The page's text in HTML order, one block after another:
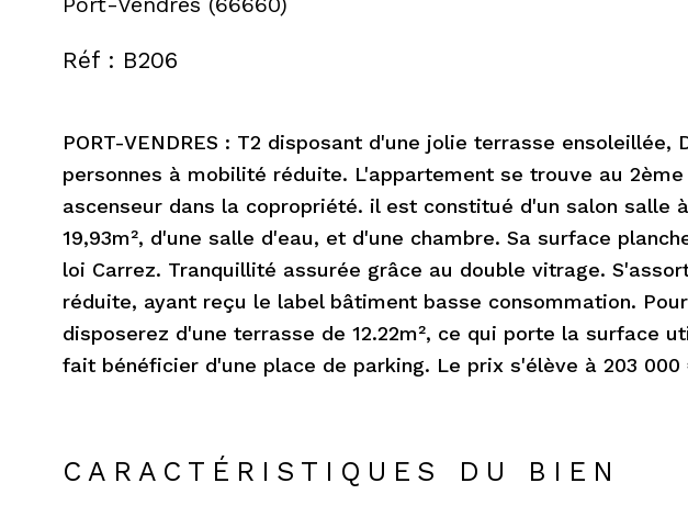
Réf : B206
PORT-VENDRES : T2 disposant d'une jolie terrasse
personnes à mobilité réduite. L'appartement se trouve au
ascenseur dans la copropriété. il est constitué d'un salon salle
19,93m², d'une salle d'eau, et d'une chambre. Sa surface
loi Carrez. Tranquillité assurée grâce au double vitrage.
réduite, ayant reçu le label bâtiment basse consommation.
disposerez d'une terrasse de 12.22m², ce qui porte la surface
fait bénéficier d'une place de parking. Le prix s'élève à 203 000
CARACTÉRISTIQUES DU BIEN